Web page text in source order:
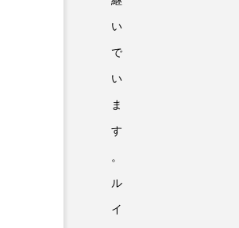
い
で
い
ま
す
。
ル
イ